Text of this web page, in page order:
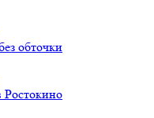
обточки